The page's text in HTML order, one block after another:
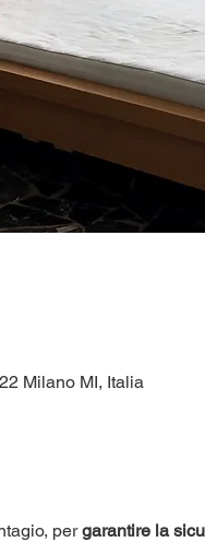
Milano MI, Italia
pergarantire la